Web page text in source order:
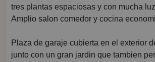
tres plantas espaciosas y con mucha
Amplio salon comedor y cocina
Plaza de garaje cubierta en el exterior
junto con un gran jardin que tambien